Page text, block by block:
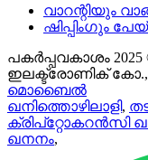
വാറന്റിയും
ഷിപ്പിംഗും
പകർപ്പവകാശം
ഇലക്ട്രോണിക് കോ.,
മൊബൈൽ
ഖനിത്തൊഴിലാളി,
ക്രിപ്റ്റോകറൻസി
ഖനനം,